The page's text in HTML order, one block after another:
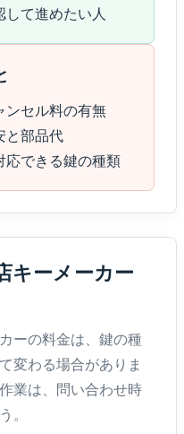
て進めたい人
ンセル料の有無
と部品代
応できる鍵の種類
キーメーカー
ーの料金は、鍵の種
変わる場合がありま
業は、問い合わせ時
。